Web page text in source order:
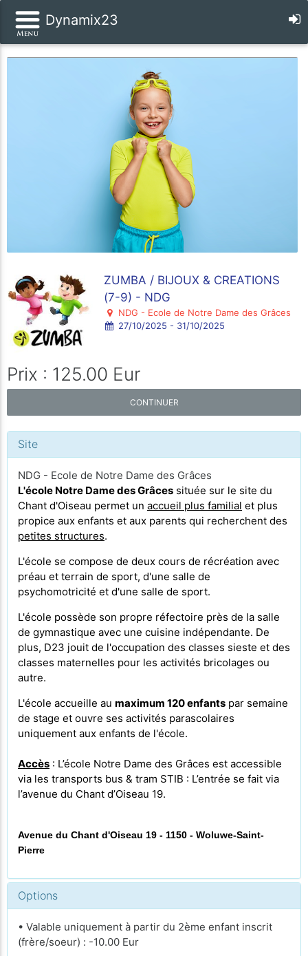
Dynamix23
ZUMBA / BIJOUX & CREATIONS
(7-9) - NDG
NDG - Ecole de Notre Dame des Grâces
27/10/2025 - 31/10/2025
Prix : 125.00 Eur
CONTINUER
Site
NDG - Ecole de Notre Dame des Grâces
L'école Notre Dame des Grâces située sur le site du
Chant d'Oiseau permet un accueil plus familial et plus
propice aux enfants et aux parents qui recherchent des
petites structures.
L'école se compose de deux cours de récréation avec
préau et terrain de sport, d'une salle de
psychomotricité et d'une salle de sport.
L'école possède son propre réfectoire près de la salle
de gymnastique avec une cuisine indépendante. De
plus, D23 jouit de l'occupation des classes sieste et des
classes maternelles pour les activités bricolages ou
autre.
L'école accueille au maximum 120 enfants par semaine
de stage et ouvre ses activités parascolaires
uniquement aux enfants de l'école.
Accès : L’école Notre Dame des Grâces est accessible
via les transports bus & tram STIB : L’entrée se fait via
l’avenue du Chant d’Oiseau 19.
Avenue du Chant d'Oiseau 19 - 1150 - Woluwe-Saint-
Pierre
Options
• Valable uniquement à partir du 2ème enfant inscrit
(frère/soeur) : -10.00 Eur